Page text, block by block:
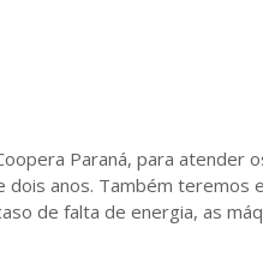
Paraná, para atender
anos. Também teremos
de falta de energia, as